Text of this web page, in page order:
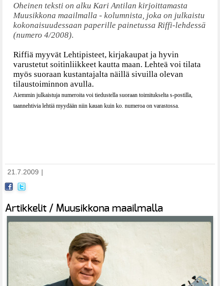
Oheinen teksti on alku Kari Antilan kirjoittamasta
Muusikkona maailmalla - kolumnista, joka on julkaistu
kokonaisuudessaan paperille painetussa Riffi-lehdessä
(numero 4/2008).
Riffiä myyvät Lehtipisteet, kirjakaupat ja hyvin
varustetut soitinliikkeet kautta maan. Lehteä voi tilata
myös suoraan kustantajalta näillä sivuilla olevan
tilaustoiminnon avulla.
Aiemmin julkaistuja numeroita voi tiedustella suoraan toimitukselta s-postilla,
taannehtivia lehtiä myydään niin kauan kuin ko. numeroa on varastossa.
21.7.2009
Artikkelit / Muusikkona maailmalla